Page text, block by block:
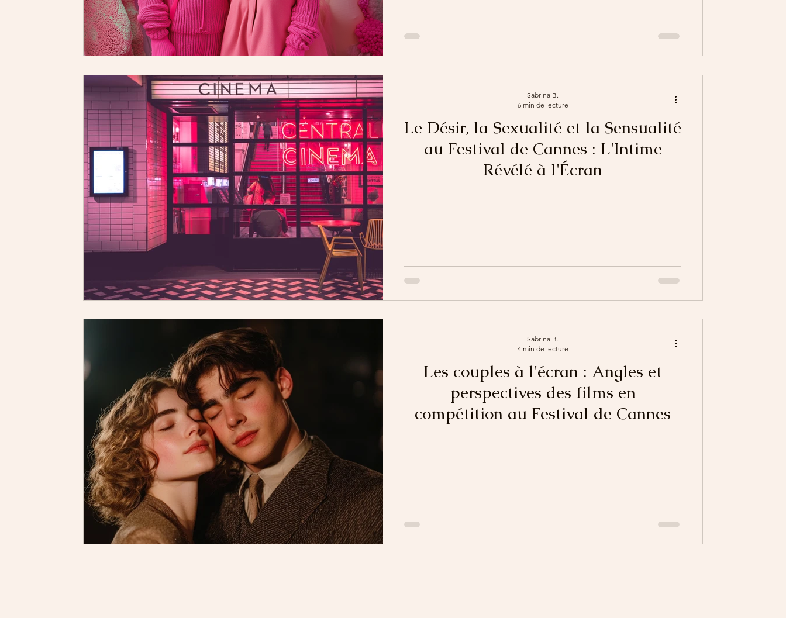
Le Désir, la Sexualité et la Sensualité
au Festival de Cannes : L'Intime
Révélé à l'Écran
Sabrina B.
6 min de lecture
Les couples à l'écran : Angles et
perspectives des films en
compétition au Festival de Cannes
Sabrina B.
4 min de lecture